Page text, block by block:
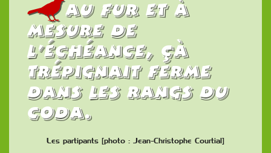
Au fur et à
mesure de
l’échéance, çà
trépignait ferme
dans les rangs du
CODA.
Les partipants [photo : Jean-Christophe Courtial]